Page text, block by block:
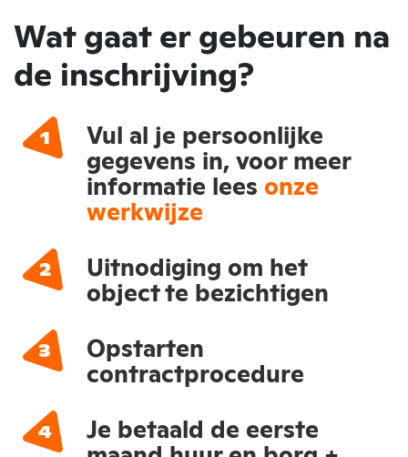
Wat gaat er gebeuren na
de inschrijving?
Vul al je persoonlijke
gegevens in, voor meer
informatie lees onze
werkwijze
Uitnodiging om het
object te bezichtigen
Opstarten
contractprocedure
Je betaald de eerste